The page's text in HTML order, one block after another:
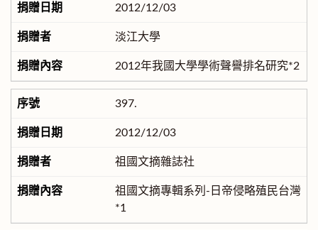
2012/12/03
淡江大學
2012年我國大學學術聲譽排名研究*2
397.
2012/12/03
祖國文摘雜誌社
祖國文摘專輯系列-日帝侵略殖民台灣
*1